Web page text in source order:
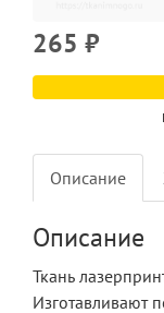
265 ₽
Описание
Описание
Ткань
Изготавливают